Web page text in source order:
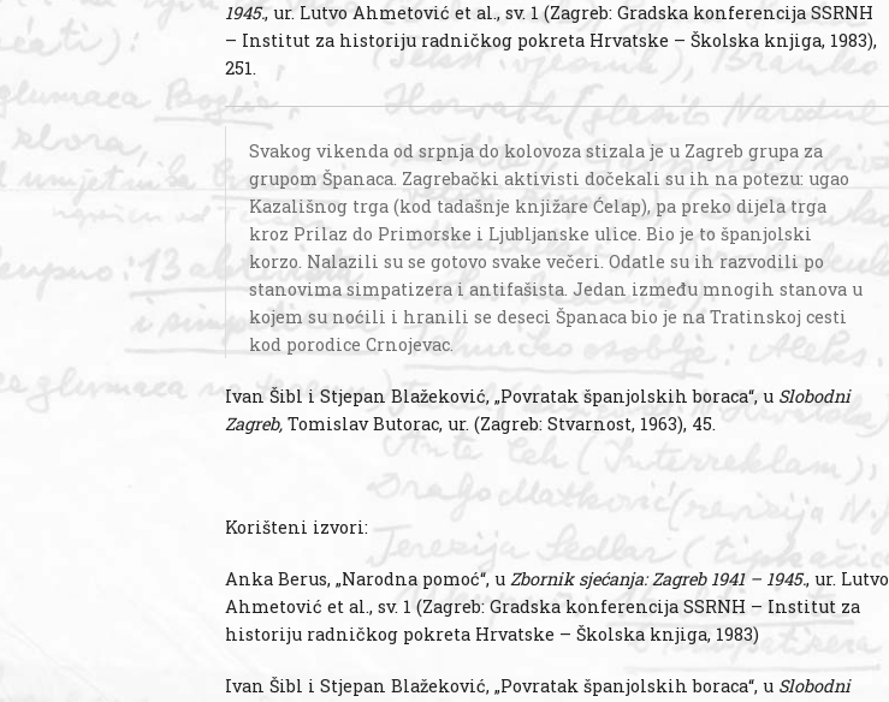
1945., ur. Lutvo Ahmetović et al., sv. 1 (Zagreb: Gradska konferencija SSRNH
– Institut za historiju radničkog pokreta Hrvatske – Školska knjiga, 1983),
251.
Svakog vikenda od srpnja do kolovoza stizala je u Zagreb grupa za
grupom Španaca. Zagrebački aktivisti dočekali su ih na potezu: ugao
Kazališnog trga (kod tadašnje knjižare Ćelap), pa preko dijela trga
kroz Prilaz do Primorske i Ljubljanske ulice. Bio je to španjolski
korzo. Nalazili su se gotovo svake večeri. Odatle su ih razvodili po
stanovima simpatizera i antifašista. Jedan između mnogih stanova u
kojem su noćili i hranili se deseci Španaca bio je na Tratinskoj cesti
kod porodice Crnojevac.
Ivan Šibl i Stjepan Blažeković, „Povratak španjolskih boraca“, u Slobodni
Zagreb, Tomislav Butorac, ur. (Zagreb: Stvarnost, 1963), 45.
Korišteni izvori:
Anka Berus, „Narodna pomoć“, u Zbornik sjećanja: Zagreb 1941 – 1945., ur. Lutvo
Ahmetović et al., sv. 1 (Zagreb: Gradska konferencija SSRNH – Institut za
historiju radničkog pokreta Hrvatske – Školska knjiga, 1983)
Ivan Šibl i Stjepan Blažeković, „Povratak španjolskih boraca“, u Slobodni